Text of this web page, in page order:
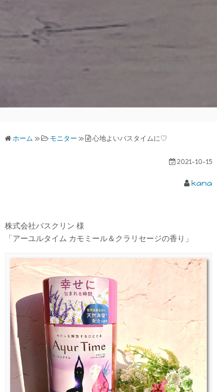
ホーム » モニター » 心地よいバスタイムに♡
2021-10-15
kana
株式会社バスクリン 様
「アーユルタイム カモミール＆クラリセージの香り」